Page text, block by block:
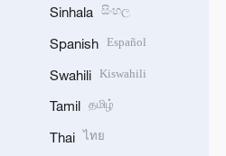
Sinhala සිංහල
Spanish Español
Swahili Kiswahili
Tamil தமிழ்
Thai ไทย